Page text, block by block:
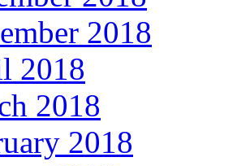
2018
2018
2018
2018